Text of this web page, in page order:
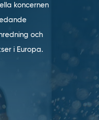
koncernen
och
i Europa.